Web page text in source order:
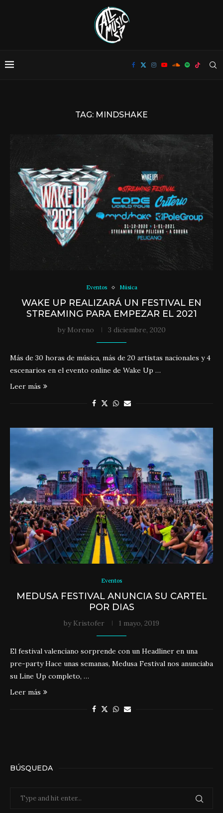
TAG: MINDSHAKE
Eventos Música
WAKE UP REALIZARÁ UN FESTIVAL EN
STREAMING PARA EMPEZAR EL 2021
by Moreno 3 diciembre, 2020
Más de 30 horas de música, más de 20 artistas nacionales y 4
escenarios en el evento online de Wake Up …
Leer más
Eventos
MEDUSA FESTIVAL ANUNCIA SU CARTEL
POR DIAS
by Kristofer 1 mayo, 2019
El festival valenciano sorprende con un Headliner en una
pre-party Hace unas semanas, Medusa Festival nos anunciaba
su Line Up completo, …
Leer más
BÚSQUEDA